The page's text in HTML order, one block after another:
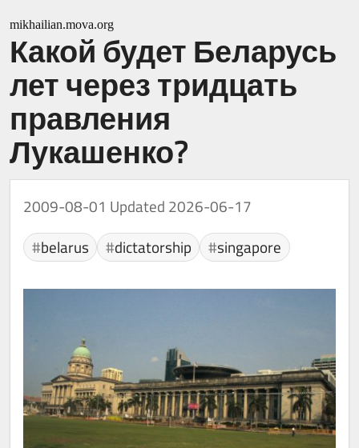
mikhailian.mova.org
Какой будет Беларусь
лет через тридцать
правления
Лукашенко?
2009-08-01 Updated 2026-06-17
belarus
dictatorship singapore